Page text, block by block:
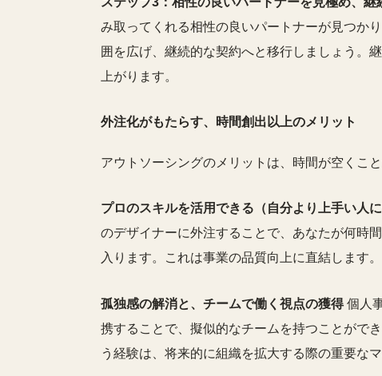
み取ってくれる相性の良いパートナーが見つか
囲を広げ、継続的な契約へと移行しましょう。
上がります。
外注化がもたらす、時間創出以上のメリット
アウトソーシングのメリットは、時間が空くこ
プロのスキルを活用できる（自分より上手い人に
のデザイナーに外注することで、あなたが何時
入ります。これは事業の品質向上に直結します。
孤独感の解消と、チームで働く視点の獲得 個人
携することで、擬似的なチームを持つことがで
う経験は、将来的に組織を拡大する際の重要な